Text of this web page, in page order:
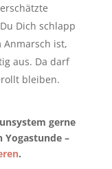
Dich schlapp
ist,
aus. Da darf
bleiben.
gerne
–
.